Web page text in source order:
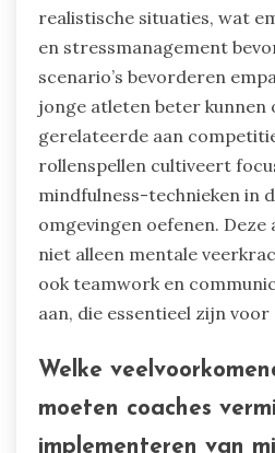
focus te bevorderen.
verbeelding om atleten te
visualiseren en stress te
regelmatige beoefening aan
waardoor het een leuke
een ondersteunende
ervaringen en gevoelens
Hoe kunnen
mindfulness-training?
door deelnemers onder te
realistische situaties, wat
en stressmanagement